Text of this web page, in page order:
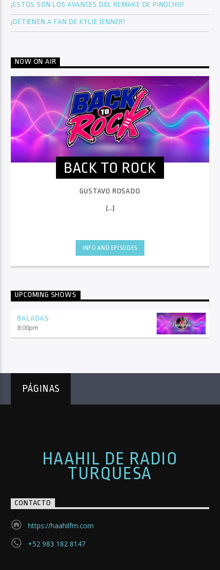
¡ESTOS SON LOS AVANCES DEL REMAKE DE PINOCHO!
¡DETIENEN A FAN DE KYLIE JENNER!
NOW ON AIR
BACK TO ROCK
GUSTAVO ROSADO
[...]
INFO AND EPISODES
UPCOMING SHOWS
BALADAS
8:00pm
PÁGINAS
HAAHIL DE RADIO
TURQUESA
CONTACTO
https://haahilfm.com
+52 983 182 8147